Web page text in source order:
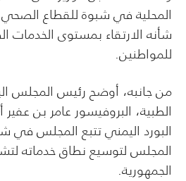
المحلية في شبوة للقطاع
شأنه الارتقاء بمستوى الخدمات
للمواطنين.
من جانبه، أوضح رئيس المجلس
الطبية، البروفيسور عامر بن عفير
البورد اليمني تتبع المجلس
المجلس لتوسيع نطاق خدماته
الجمهورية.